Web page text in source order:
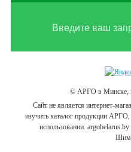
© АРГО в Минске,
Cайт не является интернет-
изучить каталог продукции
использовании.